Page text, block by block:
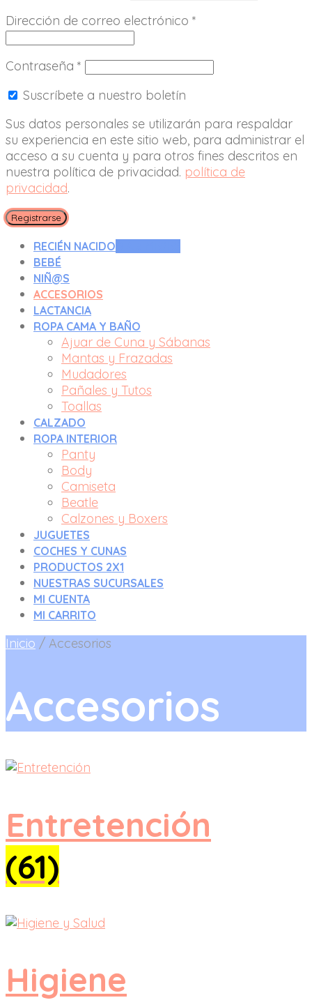
Dirección de correo electrónico *
Contraseña *
Suscríbete a nuestro boletín
Sus datos personales se utilizarán para respaldar
su experiencia en este sitio web, para administrar el
acceso a su cuenta y para otros fines descritos en
nuestra política de privacidad. política de
privacidad.
Registrarse
RECIÉN NACIDO
BEBÉ
NIÑ@S
ACCESORIOS
LACTANCIA
ROPA CAMA Y BAÑO
Ajuar de Cuna y Sábanas
Mantas y Frazadas
Mudadores
Pañales y Tutos
Toallas
CALZADO
ROPA INTERIOR
Panty
Body
Camiseta
Beatle
Calzones y Boxers
JUGUETES
COCHES Y CUNAS
PRODUCTOS 2X1
NUESTRAS SUCURSALES
MI CUENTA
MI CARRITO
Inicio / Accesorios
Accesorios
Entretención
(61)
Higiene